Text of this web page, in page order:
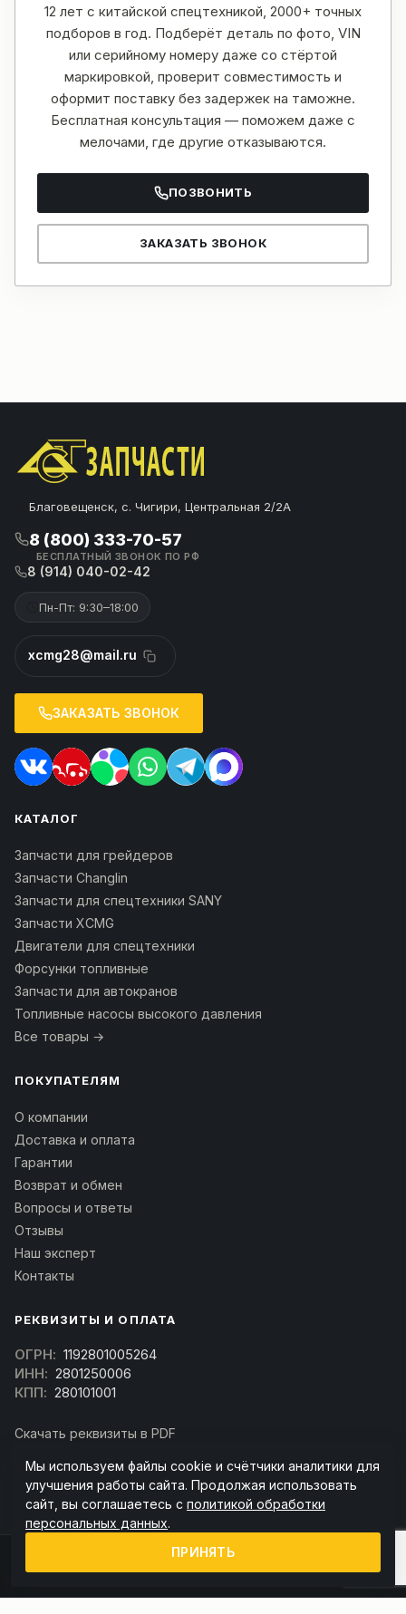
12 лет с китайской спецтехникой, 2000+ точных
подборов в год. Подберёт деталь по фото, VIN
или серийному номеру даже со стёртой
маркировкой, проверит совместимость и
оформит поставку без задержек на таможне.
Бесплатная консультация — поможем даже с
мелочами, где другие отказываются.
ПОЗВОНИТЬ
ЗАКАЗАТЬ ЗВОНОК
Благовещенск, с. Чигири, Центральная 2/2А
8 (800) 333-70-57
БЕСПЛАТНЫЙ ЗВОНОК ПО РФ
8 (914) 040-02-42
Пн-Пт: 9:30–18:00
xcmg28@mail.ru
ЗАКАЗАТЬ ЗВОНОК
КАТАЛОГ
Запчасти для грейдеров
Запчасти Changlin
Запчасти для спецтехники SANY
Запчасти XCMG
Двигатели для спецтехники
Форсунки топливные
Запчасти для автокранов
Топливные насосы высокого давления
Все товары →
ПОКУПАТЕЛЯМ
О компании
Доставка и оплата
Гарантии
Возврат и обмен
Вопросы и ответы
Отзывы
Наш эксперт
Контакты
РЕКВИЗИТЫ И ОПЛАТА
ОГРН: 1192801005264
ИНН: 2801250006
КПП: 280101001
Скачать реквизиты в PDF
(Скачать договор)
Мы используем файлы cookie и счётчики аналитики для
улучшения работы сайта. Продолжая использовать
сайт, вы соглашаетесь с политикой обработки
персональных данных.
ПРИНЯТЬ